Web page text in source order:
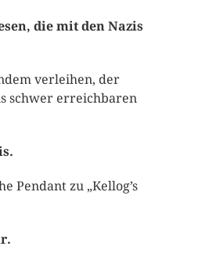
die mit den Nazis
verleihen, der
schwer erreichbaren
Pendant zu „Kellog’s